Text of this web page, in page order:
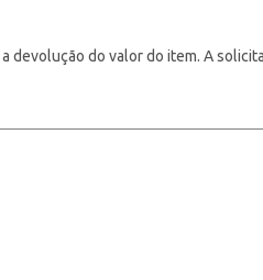
do valor do item. A